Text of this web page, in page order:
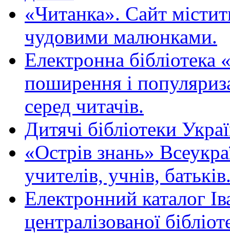
«Читанка». Сайт
чудовими малюнками.
Електронна
поширення і
серед читачів.
Дитячі бібліотеки
«Острів знань»
учителів, учнів,
Електронний каталог
централізованої